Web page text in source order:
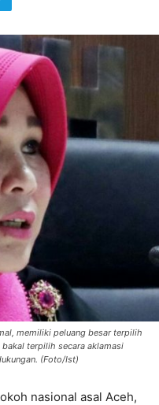
memiliki peluang besar terpilih
terpilih secara aklamasi
(Foto/Ist)
nasional asal Aceh,